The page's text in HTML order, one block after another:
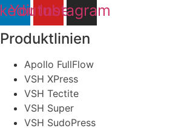
YoutubeInstagram
Produktlinien
Apollo FullFlow
VSH XPress
VSH Tectite
VSH Super
VSH SudoPress